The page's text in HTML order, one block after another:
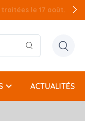
traitées le 17 août.
keyboard_arrow_down ACTUALITÉS